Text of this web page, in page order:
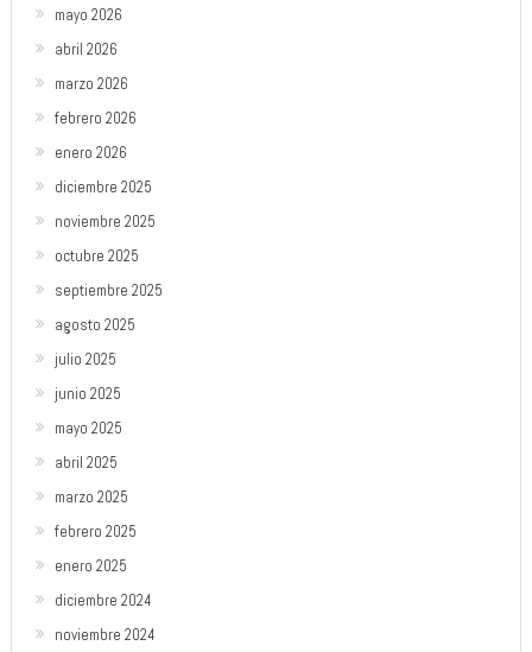
mayo 2026
abril 2026
marzo 2026
febrero 2026
enero 2026
diciembre 2025
noviembre 2025
octubre 2025
septiembre 2025
agosto 2025
julio 2025
junio 2025
mayo 2025
abril 2025
marzo 2025
febrero 2025
enero 2025
diciembre 2024
noviembre 2024